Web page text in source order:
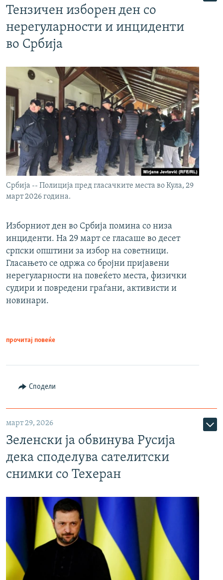
Тензичен изборен ден со
нерегуларности и инциденти
во Србија
Србија -- Полиција пред гласачките места во Кула, 29
март 2026 година.
Изборниот ден во Србија помина со низа
инциденти. На 29 март се гласаше во десет
српски општини за избор на советници.
Гласањето се одржа со бројни пријавени
нерегуларности на повеќето места, физички
судири и повредени граѓани, активисти и
новинари.
прочитај повеќе
Сподели
март 29, 2026
Зеленски ја обвинува Русија
дека споделува сателитски
снимки со Техеран